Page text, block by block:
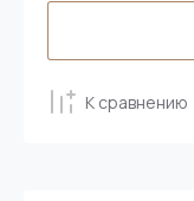
К сравнению